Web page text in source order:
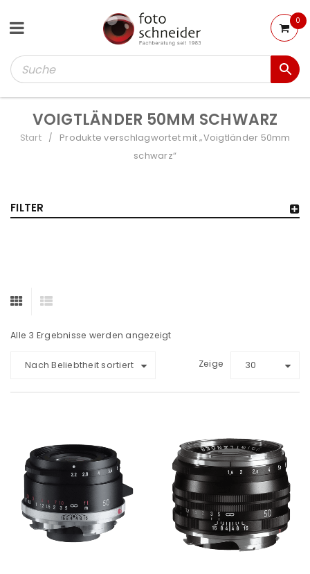
0
VOIGTLÄNDER 50MM SCHWARZ
Start /
Produkte verschlagwortet mit „Voigtländer 50mm
schwarz“
FILTER
Alle 3 Ergebnisse werden angezeigt
Nach Beliebtheit sortiert Zeige 30